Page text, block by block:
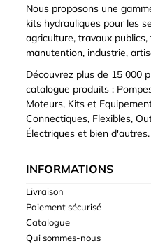
Nous proposons une
kits hydrauliques pour les
agriculture, travaux
manutention, industrie,
Découvrez plus de 15 000
catalogue produits :
Moteurs, Kits et
Connectiques, Flexibles,
Électriques et bien d'autres.
INFORMATIONS
Livraison
Paiement sécurisé
Catalogue
Qui sommes-nous